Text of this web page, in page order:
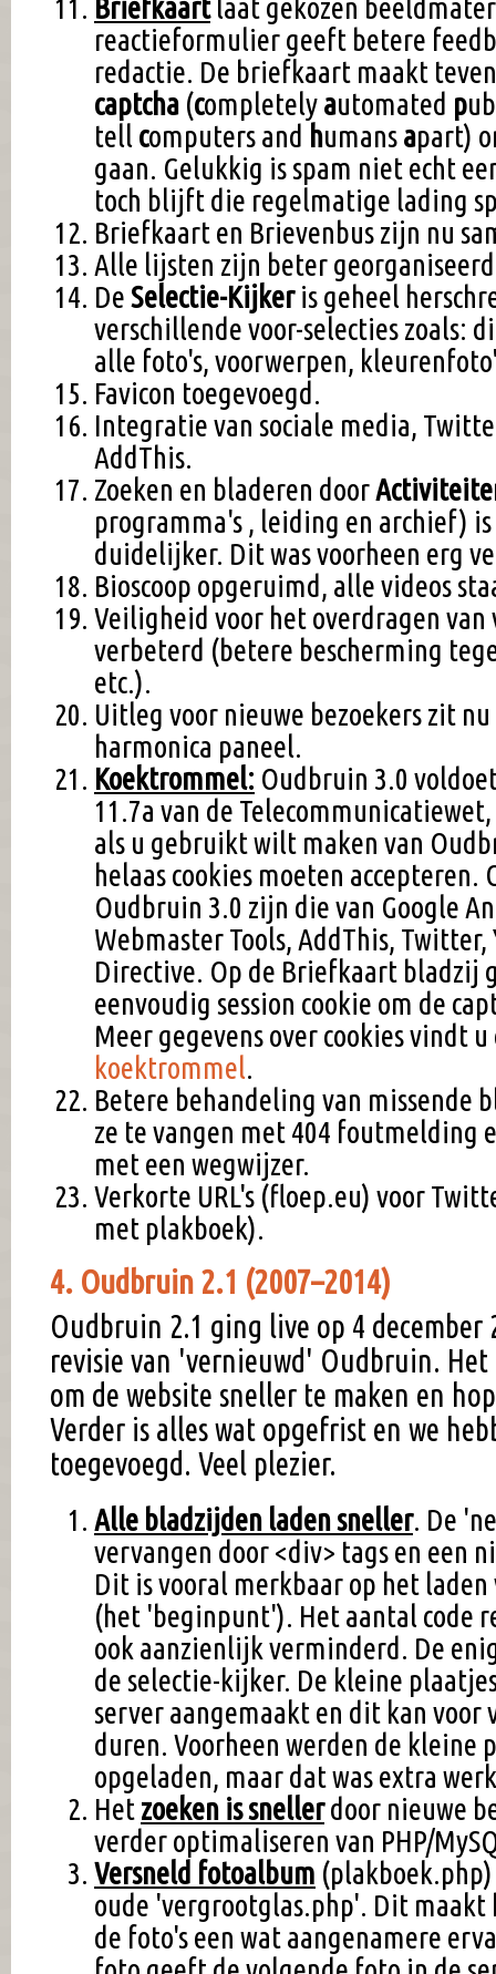
Briefkaartlaat gekozen
reactieformulier geeft betere
redactie. De briefkaart maakt
captcha (completelyautomated p
tellcomputers and humansapart)
gaan. Gelukkig is spam niet echt
toch blijft die regelmatige lading
Briefkaart en Brievenbus zijn nu
Alle lijsten zijn beter
DeSelectie-Kijkeris geheel
verschillende voor-selecties zoals:
alle foto's, voorwerpen,
Favicon toegevoegd.
Integratie van sociale media,
AddThis.
Zoeken en bladeren door
programma's , leiding en archief)
duidelijker. Dit was voorheen erg
Bioscoop opgeruimd, alle videos
Veiligheid voor het overdragen van
verbeterd (betere bescherming
etc.).
Uitleg voor nieuwe bezoekers zit
harmonica paneel.
Koektrommel: Oudbruin 3.0
11.7a van de
als u gebruikt wilt maken van
helaas cookies moeten accepteren.
Oudbruin 3.0 zijn die van Google
Webmaster Tools, AddThis, Twitter,
Directive. Op de Briefkaart bladzij
eenvoudig session cookie om de
Meer gegevens over cookies vindt
koektrommel.
Betere behandeling van missende
ze te vangen met 404 foutmelding
met een wegwijzer.
Verkorte URL's (floep.eu) voor
met plakboek).
4. Oudbruin 2.1 (2007–2014)
Oudbruin 2.1 ging live op 4 december
revisie van 'vernieuwd' Oudbruin.
om de website sneller te maken en
Verder is alles wat opgefrist en we
toegevoegd. Veel plezier.
Alle bladzijden laden sneller. De
vervangen door <div> tags en een
Dit is vooral merkbaar op het laden
(het 'beginpunt'). Het aantal code
ook aanzienlijk verminderd. De
de selectie-kijker. De kleine
server aangemaakt en dit kan voor
duren. Voorheen werden de kleine
opgeladen, maar dat was extra
Het zoeken is snellerdoor nieuwe
verder optimaliseren van PHP/
Versneld fotoalbum
oude 'vergrootglas.php'. Dit maakt
de foto's een wat aangenamere